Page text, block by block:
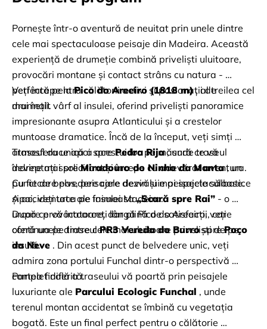
Pornește într-o aventură de neuitat prin unele dintre
cele mai spectaculoase peisaje din Madeira. Această
experiență de drumeție combină priveliști uluitoare,
provocări montane și contact strâns cu natura -
perfectă pentru călătorii activi și pasionații de
drumeții.
Veți începe la Pico do Areeiro (1818 m) , al treilea cel
mai înalt vârf al insulei, oferind priveliști panoramice
impresionante asupra Atlanticului și a crestelor
muntoase dramatice. Încă de la început, veți simți
atmosfera unică a acestui loc pe măsură ce vă
îndreptați spre Miradouro do Ninho da Manta , un
punct de belvedere care dezvăluie peisajele sălbatice
și accidentate ale insulei Madeira.
Traseul duce apoi spre Pedra Rija , unde traseul
devine mai solicitant și începe cu adevărat aventura.
Cu fiecare pas, peisajele devin și mai spectaculoase.
Apoi, veți urca pe faimoasa „Scară spre Rai” - o
urcare provocatoare, dar plină de satisfacții, care
oferă unele dintre cele mai uluitoare priveliști de pe
insulă.
După ce vă întoarceți lângă Pico do Areeiro, veți
continua petraseulPR3 Vereda do Burro spre Poço
da Neve . Din acest punct de belvedere unic, veți
admira zona portului Funchal dintr-o perspectivă
complet diferită.
Partea finală a traseului vă poartă prin peisajele
luxuriante ale Parcului Ecologic Funchal , unde
terenul montan accidentat se îmbină cu vegetația
bogată. Este un final perfect pentru o călătorie